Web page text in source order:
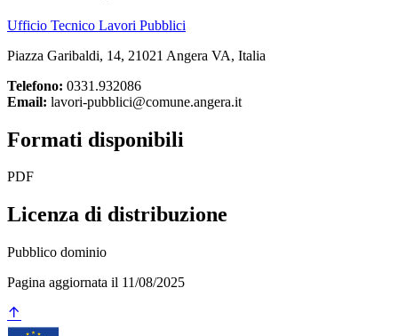
Ufficio Tecnico Lavori Pubblici
Piazza Garibaldi, 14, 21021 Angera VA, Italia
Telefono: 0331.932086
Email: lavori-pubblici@comune.angera.it
Formati disponibili
PDF
Licenza di distribuzione
Pubblico dominio
Pagina aggiornata il 11/08/2025